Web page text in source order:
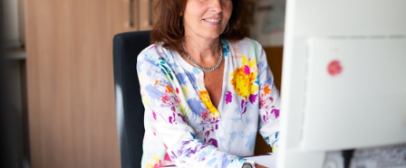
Sozialdienste & Zuweisende
Leichte Sprache